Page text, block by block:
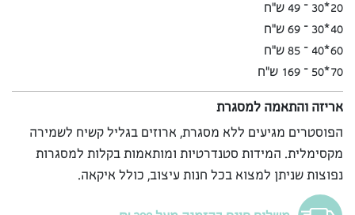
20*30 – 49 ש”ח
40*30 – 69 ש”ח
60*40 – 85 ש”ח
70*50 – 169 ש”ח
אריזה והתאמה למסגרת
הפוסטרים מגיעים ללא מסגרת, ארוזים בגליל קשיח לשמירה
מקסימלית. המידות סטנדרטיות ומותאמות בקלות למסגרות
נפוצות שניתן למצוא בכל חנות עיצוב, כולל איקאה.